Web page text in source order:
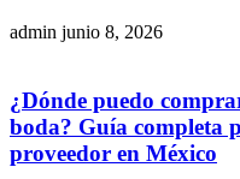
admin junio 8, 2026
¿Dónde puedo
boda? Guía completa
proveedor en México